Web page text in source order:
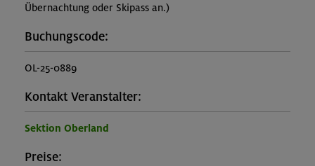
Übernachtung oder Skipass an.)
Buchungscode:
OL-25-0889
Kontakt Veranstalter:
Sektion Oberland
Preise: